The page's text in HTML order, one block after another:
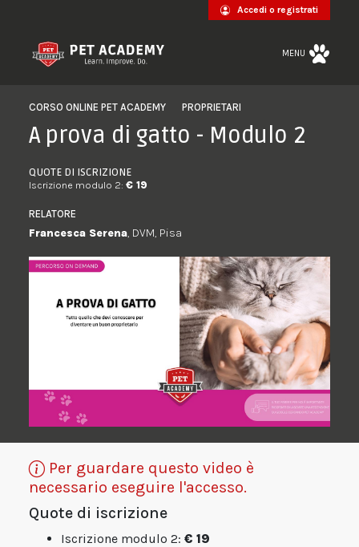
Accedi o registrati
MENU
CORSO ONLINE PET ACADEMY PROPRIETARI
A prova di gatto - Modulo 2
QUOTE DI ISCRIZIONE
Iscrizione modulo 2: € 19
RELATORE
Francesca Serena, DVM, Pisa
Per guardare questo video è
necessario eseguire l'accesso.
Quote di iscrizione
Iscrizione modulo 2: € 19